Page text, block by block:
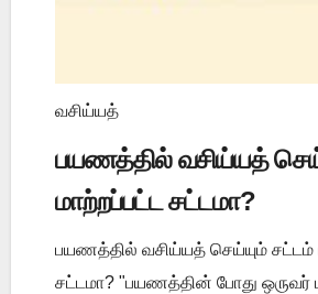
வசிய்யத்
பயணத்தில் வசிய்யத்
மாற்றப்பட்ட சட்டமா?
பயணத்தில் வசிய்யத் செய்யும் சட்டம்
சட்டமா? "பயணத்தின் போது